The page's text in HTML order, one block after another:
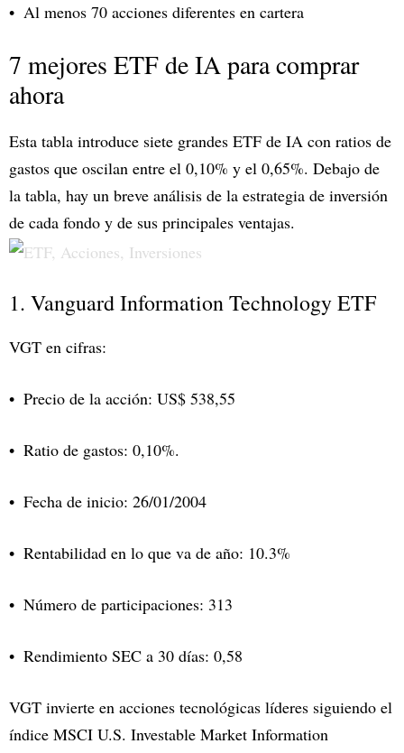
Al menos 70 acciones diferentes en cartera
7 mejores ETF de IA para comprar
ahora
Esta tabla introduce siete grandes ETF de IA con ratios de
gastos que oscilan entre el 0,10% y el 0,65%. Debajo de
la tabla, hay un breve análisis de la estrategia de inversión
de cada fondo y de sus principales ventajas.
1. Vanguard Information Technology ETF
VGT en cifras:
Precio de la acción: US$ 538,55
Ratio de gastos: 0,10%.
Fecha de inicio: 26/01/2004
Rentabilidad en lo que va de año: 10.3%
Número de participaciones: 313
Rendimiento SEC a 30 días: 0,58
VGT invierte en acciones tecnológicas líderes siguiendo el
índice MSCI U.S. Investable Market Information